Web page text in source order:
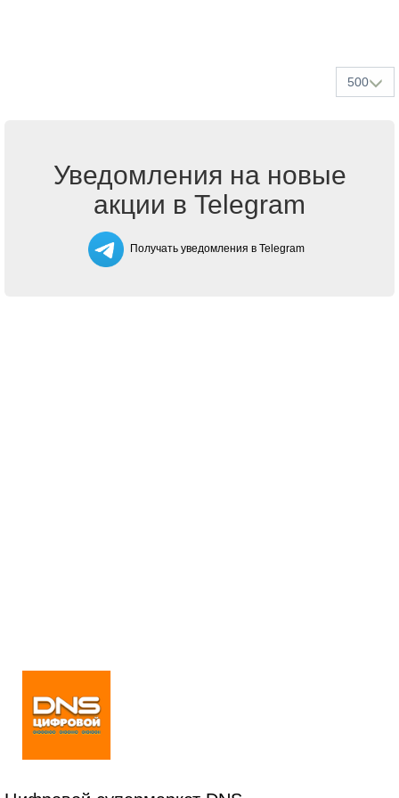
500
Уведомления на новые
акции в Telegram
Получать уведомления в Telegram